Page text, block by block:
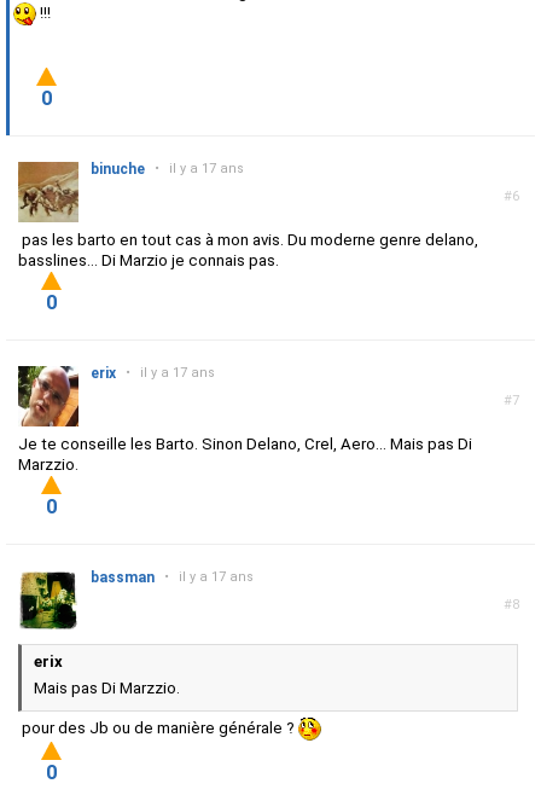
!!!
0
#6
binuche • il y a 17 ans
pas les barto en tout cas à mon avis. Du moderne genre delano,
basslines... Di Marzio je connais pas.
0
#7
erix • il y a 17 ans
Je te conseille les Barto. Sinon Delano, Crel, Aero... Mais pas Di
Marzzio.
0
#8
bassman • il y a 17 ans
erix
Mais pas Di Marzzio.
pour des Jb ou de manière générale ?
0